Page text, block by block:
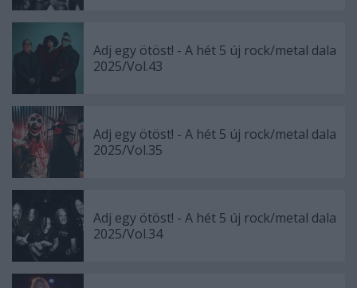
Adj egy ötöst! - A hét 5 új rock/metal dala
2025/Vol.43
Adj egy ötöst! - A hét 5 új rock/metal dala
2025/Vol.35
Adj egy ötöst! - A hét 5 új rock/metal dala
2025/Vol.34